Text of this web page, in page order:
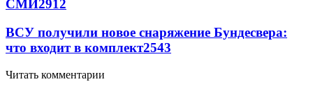
СМИ2912
ВСУ получили новое снаряжение Бундесвера:
что входит в комплект2543
Читать комментарии